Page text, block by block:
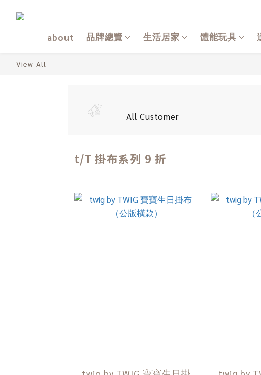
about
品牌總覽 生活居家 體能玩具
View All
All Customer
t/T 掛布系列 9 折